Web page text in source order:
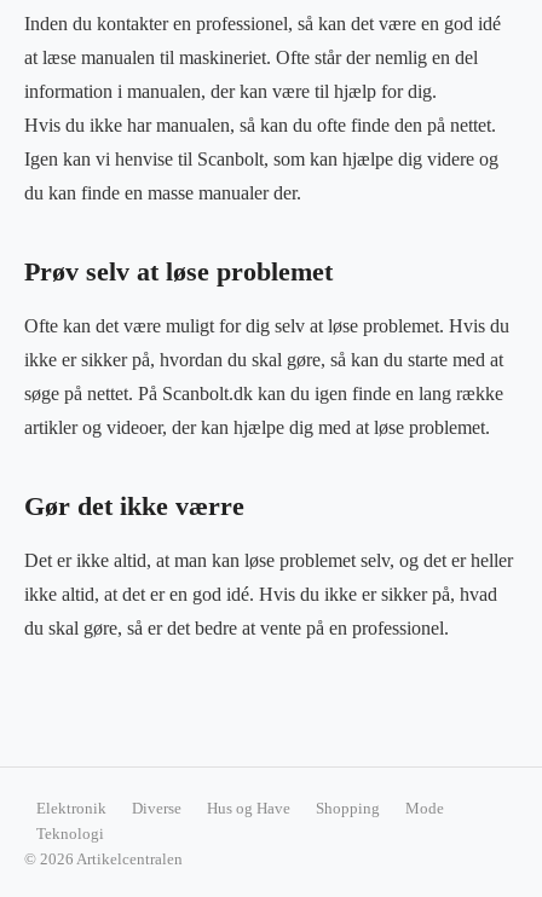
Inden du kontakter en professionel, så kan det være en god idé
at læse manualen til maskineriet. Ofte står der nemlig en del
information i manualen, der kan være til hjælp for dig.
Hvis du ikke har manualen, så kan du ofte finde den på nettet.
Igen kan vi henvise til Scanbolt, som kan hjælpe dig videre og
du kan finde en masse manualer der.
Prøv selv at løse problemet
Ofte kan det være muligt for dig selv at løse problemet. Hvis du
ikke er sikker på, hvordan du skal gøre, så kan du starte med at
søge på nettet. På Scanbolt.dk kan du igen finde en lang række
artikler og videoer, der kan hjælpe dig med at løse problemet.
Gør det ikke værre
Det er ikke altid, at man kan løse problemet selv, og det er heller
ikke altid, at det er en god idé. Hvis du ikke er sikker på, hvad
du skal gøre, så er det bedre at vente på en professionel.
Elektronik Diverse Hus og Have Shopping
Mode
Teknologi
© 2026 Artikelcentralen